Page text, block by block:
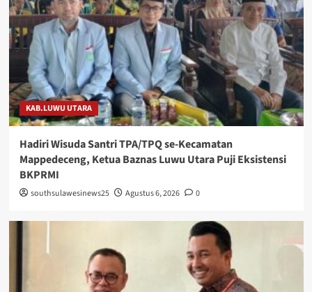
KAB.LUWU UTARA
Hadiri Wisuda Santri TPA/TPQ se-Kecamatan
Mappedeceng, Ketua Baznas Luwu Utara Puji Eksistensi
BKPRMI
southsulawesinews25 Agustus 6, 2026 0